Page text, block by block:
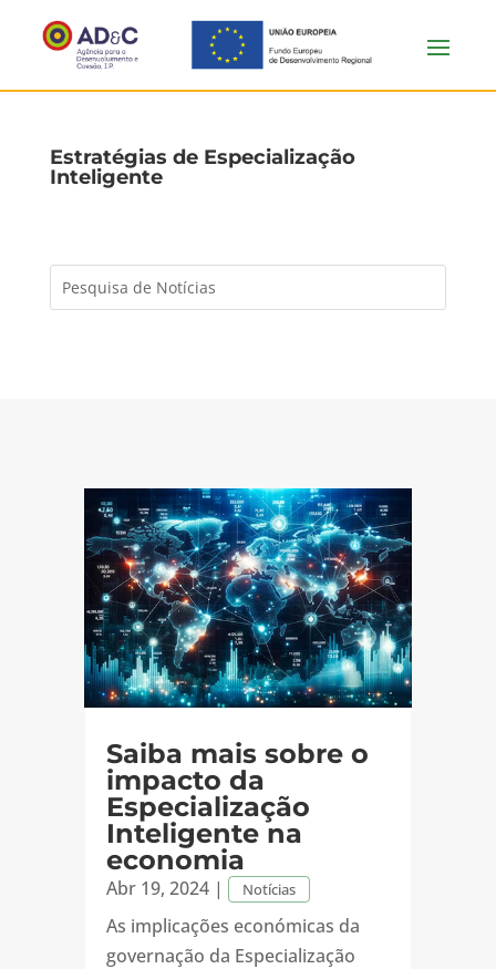
Estratégias de Especialização
Inteligente
Saiba mais sobre o
impacto da
Especialização
Inteligente na
economia
Abr 19, 2024| Notícias
As implicações económicas da
governação da Especialização